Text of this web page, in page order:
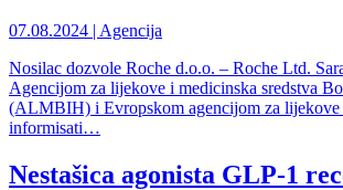
07.08.2024 | Agencija
Nosilac dozvole Roche d.o.o. – Roche Ltd.
Agencijom za lijekove i medicinska sredstva
(ALMBIH) i Evropskom agencijom za
informisati…
Nestašica agonista GLP-1